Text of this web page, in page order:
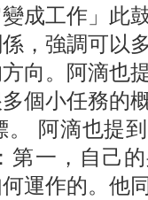
成工作」此
，強調可以
向。阿滴也
個小任務的
。 阿滴也提
第一，自己
運作的。他